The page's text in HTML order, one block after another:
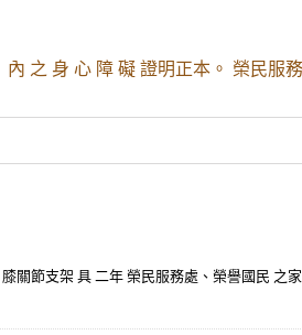
內 之 身 心 障 礙 證明正本。 榮民服
關節支架 具 二年 榮民服務處、榮譽國民 之